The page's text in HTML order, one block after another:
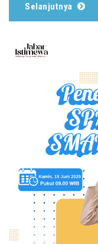
Selanjutnya